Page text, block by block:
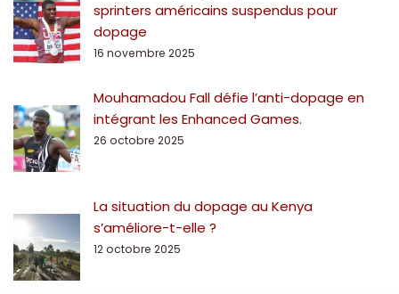
sprinters américains suspendus pour
dopage
16 novembre 2025
Mouhamadou Fall défie l’anti-dopage en
intégrant les Enhanced Games.
26 octobre 2025
La situation du dopage au Kenya
s’améliore-t-elle ?
12 octobre 2025